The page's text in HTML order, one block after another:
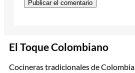
El Toque Colombiano
Cocineras tradicionales de Colombia